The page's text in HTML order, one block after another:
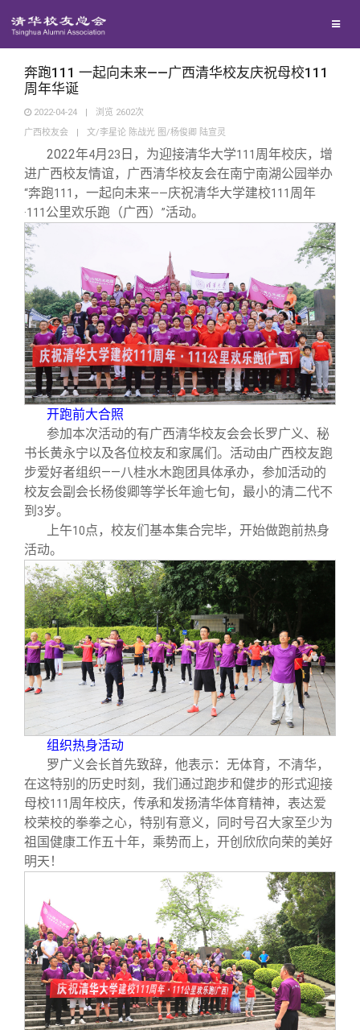
地区联络
年级联络
院系校友工作
专业委员会
兴趣群体
西南联大校友会
回馈母校
捐赠项目
捐赠新闻
捐赠纪事
捐赠方法
义工计划
媒体平台
《清华校友通讯》
《水木清华》
我要订阅
新媒体平台
百年清华
清华人物
清华故事
青春风采
校友文苑
校友视界
校友服务
终身学习
信息化服务
三创大赛
总会简介
会长致辞
理事会名单
联系我们
关闭
奔跑111 一起向未来——广西清华校友庆祝母校111
周年华诞
2022-04-24 | 浏览 2602次
广西校友会
| 文/李星论 陈战光 图/杨俊卿 陆宣灵
2022年4月 23 日，为迎接清华大学111 周年校庆，增
进广西校友情谊，广西清华校友会在南宁南湖公园举办
“奔跑111 ，一起向未来——庆祝清华大学建校111 周年
·111 公里欢乐跑（广西） ”活动。
开跑前大合照
参加本次活动的有广西清华校友会会长罗广义、秘
书长黄永宁以及各位校友和家属们。活动由广西校友跑
步爱好者组织——八桂水木跑团具体承办，参加活动的
校友会副会长杨俊卿等学长年逾七旬，最小的清二代不
到 3岁。
上午10点，校友们基本集合完毕，开始做跑前热身
活动。
组织热身活动
罗广义会长首先致辞，他表示：无体育，不清华，
在这特别的历史时刻，我们通过跑步和健步的形式迎接
母校111 周年校庆，传承和发扬清华体育精神，表达爱
校荣校的拳拳之心，特别有意义，同时号召大家至少为
祖国健康工作五十年，乘势而上，开创欣欣向荣的美好
明天！